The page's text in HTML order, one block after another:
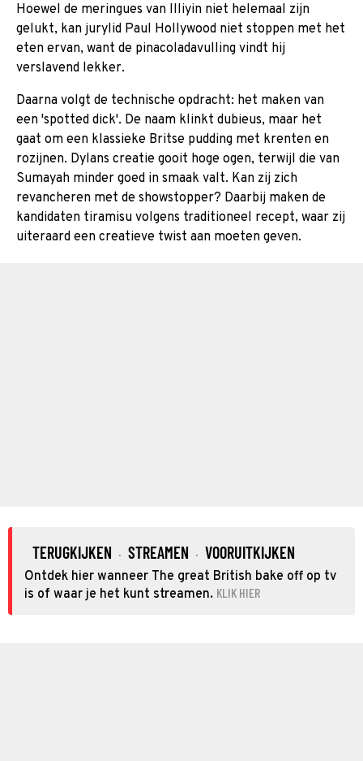
Hoewel de meringues van Illiyin niet helemaal zijn
gelukt, kan jurylid Paul Hollywood niet stoppen met het
eten ervan, want de pinacoladavulling vindt hij
verslavend lekker.
Daarna volgt de technische opdracht: het maken van
een 'spotted dick'. De naam klinkt dubieus, maar het
gaat om een klassieke Britse pudding met krenten en
rozijnen. Dylans creatie gooit hoge ogen, terwijl die van
Sumayah minder goed in smaak valt. Kan zij zich
revancheren met de showstopper? Daarbij maken de
kandidaten tiramisu volgens traditioneel recept, waar zij
uiteraard een creatieve twist aan moeten geven.
TERUGKIJKEN · STREAMEN · VOORUITKIJKEN
Ontdek hier wanneer The great British bake off op tv
is of waar je het kunt streamen. KLIK HIER